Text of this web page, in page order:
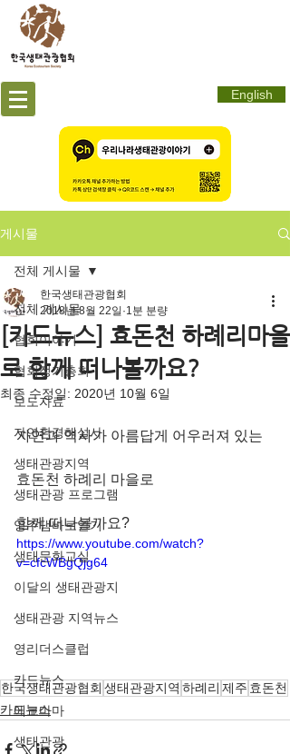
English
게시물
전체 게시물
협회이야기
협회정기총회
보도자료
자연환경해설사
생태관광지역
생태관광 프로그램
영주댐바로알기
생태문화교실
이달의 생태관광지
생태관광 지역뉴스
영리더스클럽
카드뉴스
에코마마
생태관광
전체 게시물
[카드뉴스] 효돈천 하례리마을
로 함께 떠나볼까요?
한국생태관광협회
2018년 8월 22일 1분 분량
최종 수정일: 2020년 10월 6일
자연과 역사가 아름답게 어우러져 있는
효돈천 하례리 마을로
함께 떠나볼까요?
https://www.youtube.com/watch?
v=cfcWBgQjg64
한국생태관광협회 생태관광지역 하례리 제주 효돈천
카드뉴스